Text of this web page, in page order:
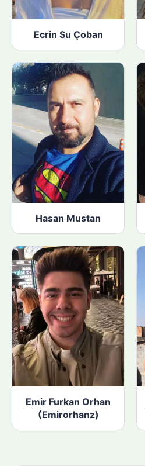
Ecrin Su Çoban
Hasan Mustan
Emir Furkan Orhan
(Emirorhanz)